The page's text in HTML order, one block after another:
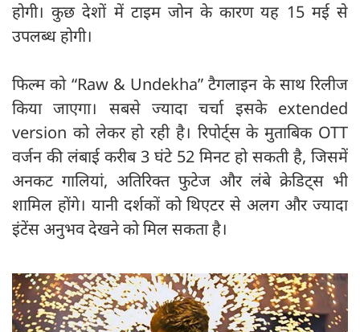
होगी। कुछ देशों में टाइम जोन के कारण यह 15 मई से
उपलब्ध होगी।
फिल्म को “Raw & Undekha” टैगलाइन के साथ रिलीज
किया जाएगा। सबसे ज्यादा चर्चा इसके extended
version को लेकर हो रही है। रिपोर्ट्स के मुताबिक OTT
वर्जन की लंबाई करीब 3 घंटे 52 मिनट हो सकती है, जिसमें
अनकट गालियां, अतिरिक्त फुटेज और लंबे क्रेडिट्स भी
शामिल होंगे। यानी दर्शकों को थिएटर से अलग और ज्यादा
इंटेंस अनुभव देखने को मिल सकता है।